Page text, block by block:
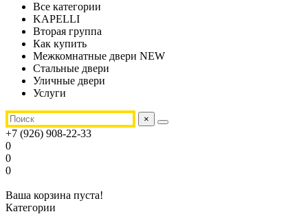
Все категории
KAPELLI
Вторая группа
Как купить
Межкомнатные двери NEW
Стальные двери
Уличные двери
Услуги
×
+7 (926) 908-22-33
0
0
0
Ваша корзина пуста!
Категории